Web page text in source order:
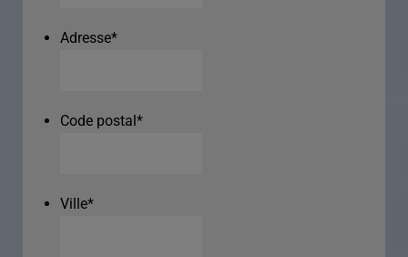
Adresse*
Code postal*
Ville*